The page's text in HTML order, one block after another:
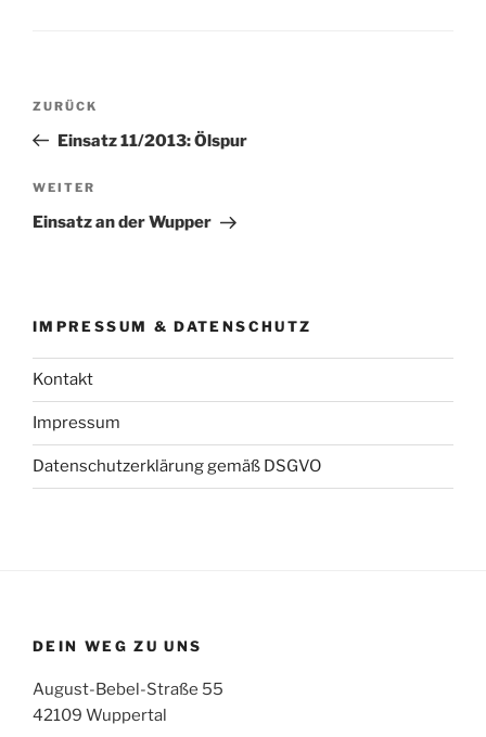
Beitragsnavigation
Vorheriger
Beitrag
ZURÜCK
Einsatz 11/2013: Ölspur
Nächster
Beitrag
WEITER
Einsatz an der Wupper
IMPRESSUM & DATENSCHUTZ
Kontakt
Impressum
Datenschutzerklärung gemäß DSGVO
DEIN WEG ZU UNS
August-Bebel-Straße 55
42109 Wuppertal